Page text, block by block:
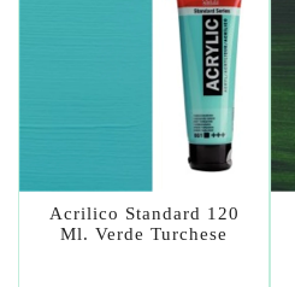
Acrilico Standard 120
Ml. Verde Turchese